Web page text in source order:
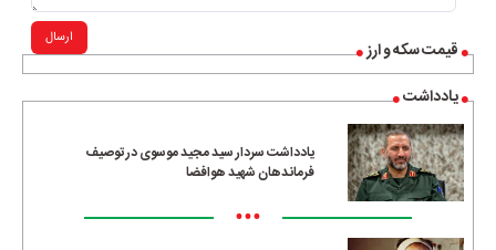
قیمت سکه و ارز
یادداشت
یادداشت سردار سید مجید موسوی در توصیف
فرماندهان شهید هوافضا
•••
ارسال